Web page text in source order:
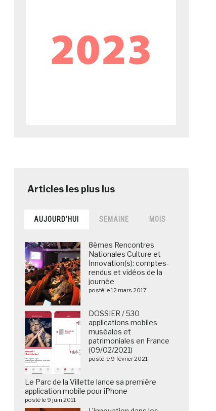
AUJOURD’HUI SEMAINE MOIS
8èmes Rencontres
Nationales Culture et
Innovation(s): comptes-
rendus et vidéos de la
journée
posté le 12 mars 2017
DOSSIER / 530
applications mobiles
muséales et
patrimoniales en France
(09/02/2021)
posté le 9 février 2021
Le Parc de la Villette lance sa première
application mobile pour iPhone
posté le 9 juin 2011